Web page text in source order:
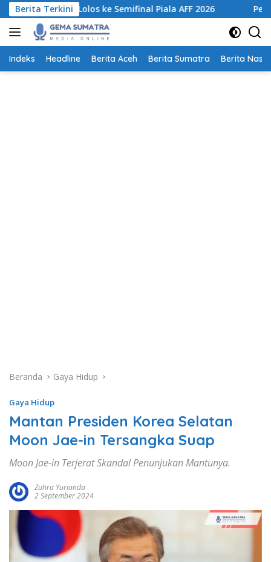
Langsung
ke
konten
Berita Terkini
Lolos ke Semifinal Piala AFF 2026 Pemprov
Indeks Headline Berita Aceh Berita Sumatra Berita
Beranda Gaya Hidup
Gaya Hidup
Mantan Presiden Korea Selatan
Moon Jae-in Tersangka Suap
Moon Jae-in Terjerat Skandal Penunjukan Mantunya.
Zuhra Yurianda
2 September 2024